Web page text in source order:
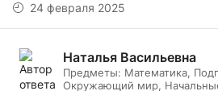
24 февраля 2025
Наталья Васильевна
Предметы: Математика,
Окружающий мир,